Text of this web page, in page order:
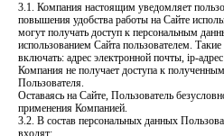
3.1. Компания настоящим уведомляет
повышения удобства работы на Сайте
могут получать доступ к персональным
использованием Сайта пользователем.
включать: адрес электронной почты, ip-
Компания не получает доступа к
Пользователя.
Оставаясь на Сайте, Пользователь
применения Компанией.
3.2. В состав персональных данных
входят: